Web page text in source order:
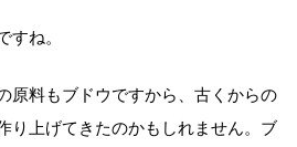
ね。
原料もブドウですから、古くからの
り上げてきたのかもしれません。ブ